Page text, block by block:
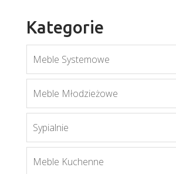
Kategorie
Meble Systemowe
Meble Młodzieżowe
Sypialnie
Meble Kuchenne